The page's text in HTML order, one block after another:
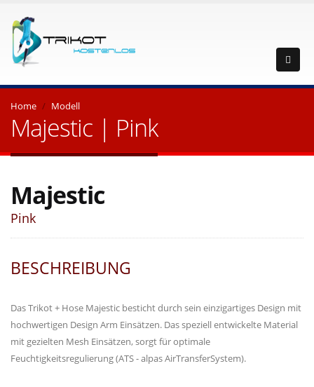
Home Modell
Majestic | Pink
Majestic
Pink
BESCHREIBUNG
Das Trikot + Hose Majestic besticht durch sein einzigartiges Design mit
hochwertigen Design Arm Einsätzen. Das speziell entwickelte Material
mit gezielten Mesh Einsätzen, sorgt für optimale
Feuchtigkeitsregulierung (ATS - alpas AirTransferSystem).